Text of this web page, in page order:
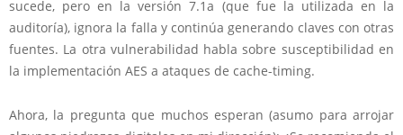
sucede, pero en la versión 7.1a (que fue la utilizada en la
auditoría), ignora la falla y continúa generando claves con otras
fuentes. La otra vulnerabilidad habla sobre susceptibilidad en
la implementación AES a ataques de cache-timing.
Ahora, la pregunta que muchos esperan (asumo para arrojar